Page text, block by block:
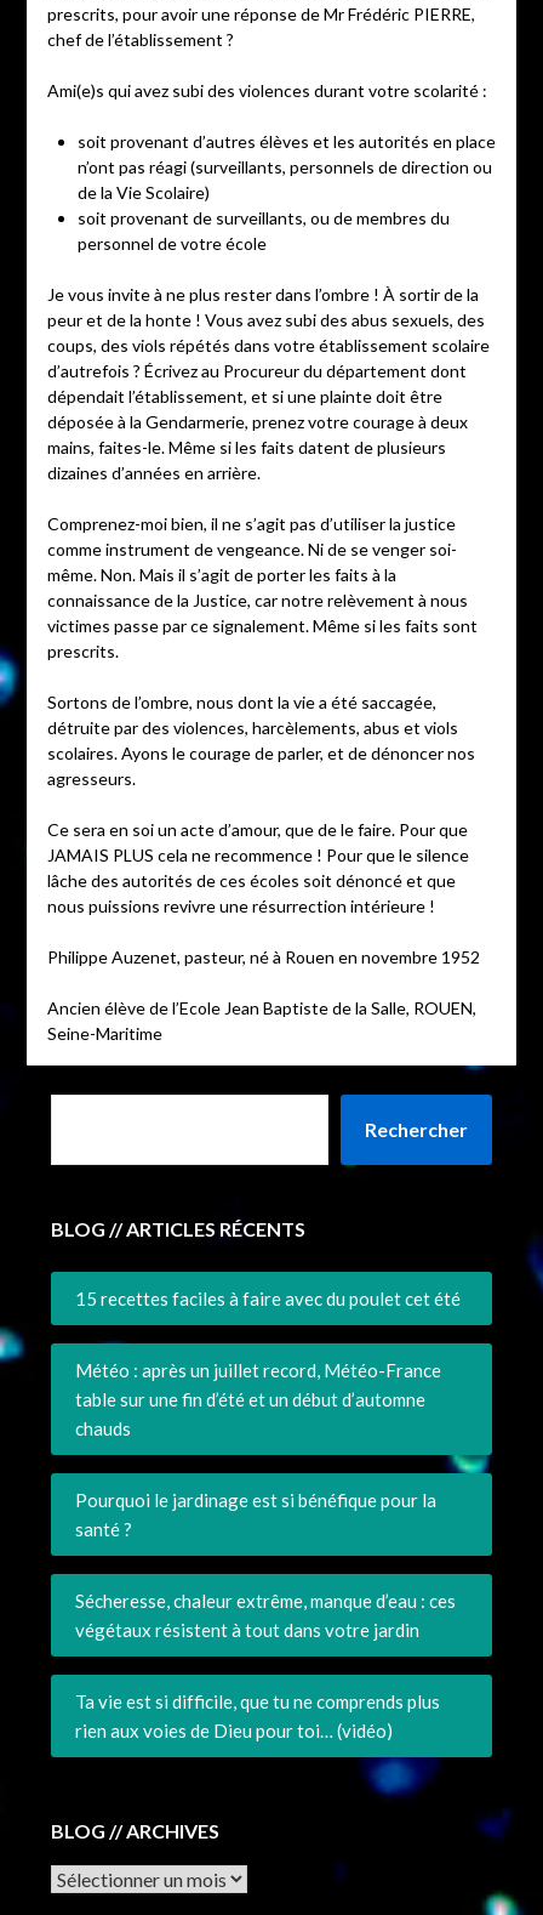
prescrits, pour avoir une réponse de Mr Frédéric PIERRE,
chef de l’établissement ?
Ami(e)s qui avez subi des violences durant votre scolarité :
soit provenant d’autres élèves et les autorités en place
n’ont pas réagi (surveillants, personnels de direction ou
de la Vie Scolaire)
soit provenant de surveillants, ou de membres du
personnel de votre école
Je vous invite à ne plus rester dans l’ombre ! À sortir de la
peur et de la honte ! Vous avez subi des abus sexuels, des
coups, des viols répétés dans votre établissement scolaire
d’autrefois ? Écrivez au Procureur du département dont
dépendait l’établissement, et si une plainte doit être
déposée à la Gendarmerie, prenez votre courage à deux
mains, faites-le. Même si les faits datent de plusieurs
dizaines d’années en arrière.
Comprenez-moi bien, il ne s’agit pas d’utiliser la justice
comme instrument de vengeance. Ni de se venger soi-
même. Non. Mais il s’agit de porter les faits à la
connaissance de la Justice, car notre relèvement à nous
victimes passe par ce signalement. Même si les faits sont
prescrits.
Sortons de l’ombre, nous dont la vie a été saccagée,
détruite par des violences, harcèlements, abus et viols
scolaires. Ayons le courage de parler, et de dénoncer nos
agresseurs.
Ce sera en soi un acte d’amour, que de le faire. Pour que
JAMAIS PLUS cela ne recommence ! Pour que le silence
lâche des autorités de ces écoles soit dénoncé et que
nous puissions revivre une résurrection intérieure !
Philippe Auzenet, pasteur, né à Rouen en novembre 1952
Ancien élève de l’Ecole Jean Baptiste de la Salle, ROUEN,
Seine-Maritime
Rechercher
BLOG // ARTICLES RÉCENTS
15 recettes faciles à faire avec du poulet cet été
Météo : après un juillet record, Météo-France
table sur une fin d’été et un début d’automne
chauds
Pourquoi le jardinage est si bénéfique pour la
santé ?
Sécheresse, chaleur extrême, manque d’eau : ces
végétaux résistent à tout dans votre jardin
Ta vie est si difficile, que tu ne comprends plus
rien aux voies de Dieu pour toi… (vidéo)
BLOG // ARCHIVES
Archives